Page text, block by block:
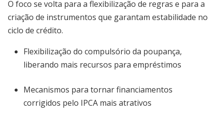
O foco se volta para a flexibilização de regras e para a
criação de instrumentos que garantam estabilidade no
ciclo de crédito.
Flexibilização do compulsório da poupança,
liberando mais recursos para empréstimos
Mecanismos para tornar financiamentos
corrigidos pelo IPCA mais atrativos